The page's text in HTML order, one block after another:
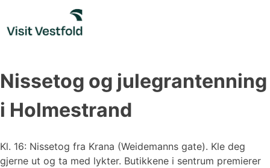
content
Nissetog og julegrantenning
i Holmestrand
Kl. 16: Nissetog fra Krana (Weidemanns gate). Kle deg
gjerne ut og ta med lykter. Butikkene i sentrum premierer